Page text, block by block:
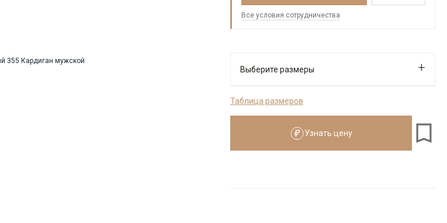
Все условия сотрудничества
Выберите размеры
Таблица размеров
Узнать цену